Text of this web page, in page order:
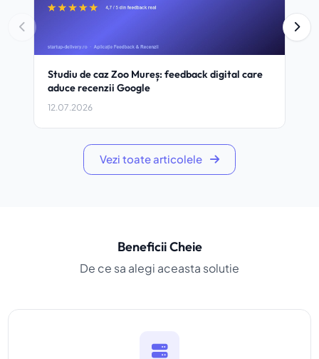
Studiu de caz Zoo Mureș: feedback digital care
aduce recenzii Google
12.07.2026
Vezi toate articolele
Beneficii Cheie
De ce sa alegi aceasta solutie